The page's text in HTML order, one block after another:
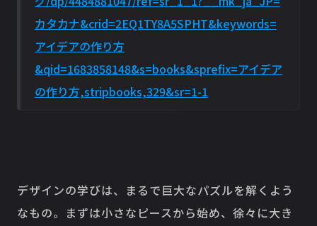
カタカナ&crid=2EQ1TY8A5SPHT&keywords=
アイデアの作り方
&qid=1683858148&s=books&sprefix=アイデア
の作り方,stripbooks,329&sr=1-1
デザインの学びは、まるで巨大なパズルを解くよう
なもの。まずは小さなピースから始め、徐々に大き